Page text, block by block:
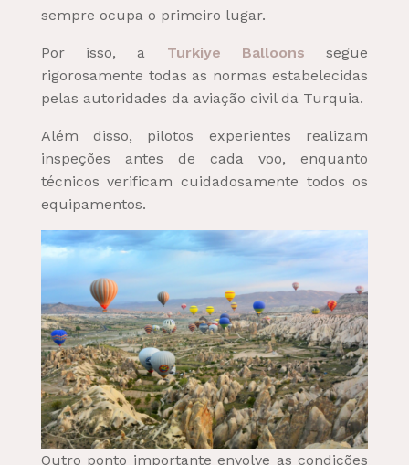
sempre ocupa o primeiro lugar.
Por isso, a Turkiye Balloons segue
rigorosamente todas as normas estabelecidas
pelas autoridades da aviação civil da Turquia.
Além disso, pilotos experientes realizam
inspeções antes de cada voo, enquanto
técnicos verificam cuidadosamente todos os
equipamentos.
Outro ponto importante envolve as condições